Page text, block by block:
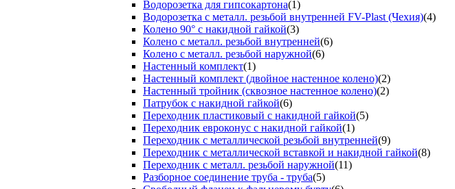
Водорозетка для гипсокартона(1)
Водорозетка с металл. резьбой внутренней FV-Plast (Чехия)(4)
Колено 90° с накидной гайкой(3)
Колено с металл. резьбой внутренней(6)
Колено с металл. резьбой наружной(6)
Настенный комплект(1)
Настенный комплект (двойное настенное колено)(2)
Настенный тройник (сквозное настенное колено)(2)
Патрубок с накидной гайкой(6)
Переходник пластиковый с накидной гайкой(5)
Переходник евроконус с накидной гайкой(1)
Переходник с металлической резьбой внутренней(9)
Переходник с металлической вставкой и накидной гайкой(8)
Переходник с металл. резьбой наружной(11)
Разборное соединение труба - труба(5)